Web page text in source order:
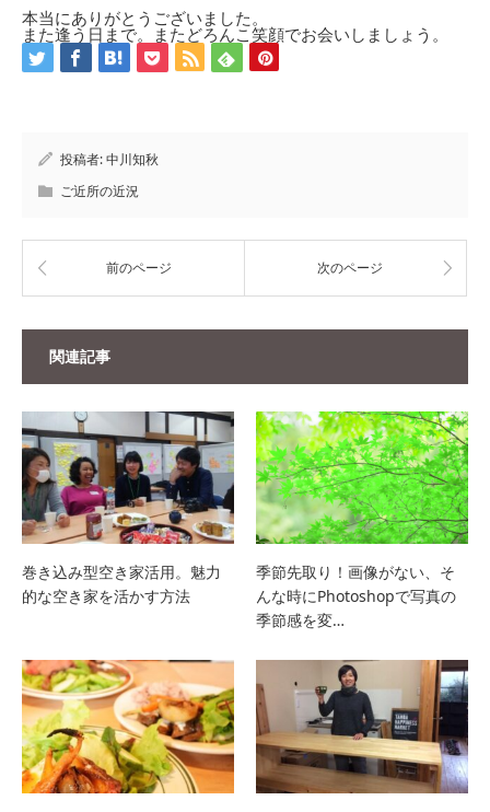
本当にありがとうございました。
また逢う日まで。またどろんこ笑顔でお会いしましょう。
投稿者:中川知秋
ご近所の近況
前のページ 次のページ
関連記事
巻き込み型空き家活用。魅力
的な空き家を活かす方法
季節先取り！画像がない、そ
んな時にPhotoshopで写真の
季節感を変…